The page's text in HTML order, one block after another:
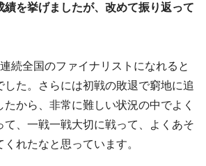
績を挙げましたが、改めて振り返って
続全国のファイナリストになれると
した。さらには初戦の敗退で窮地に追
から、非常に難しい状況の中でよく
て、一戦一戦大切に戦って、よくあそ
れたなと思っています。